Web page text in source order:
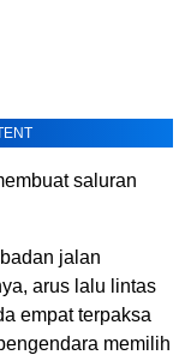
saluran
jalan
arus lalu lintas
empat terpaksa
memilih